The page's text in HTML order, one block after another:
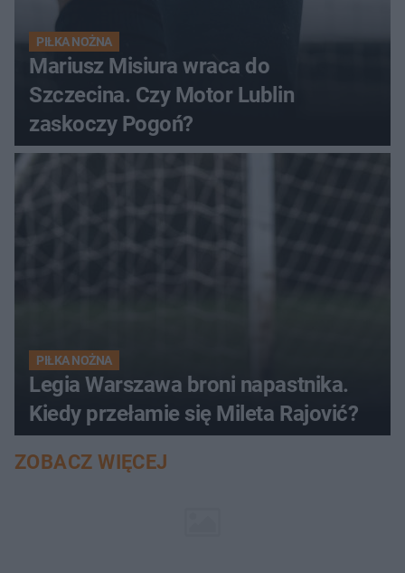
PIŁKA NOŻNA
Mariusz Misiura wraca do
Szczecina. Czy Motor Lublin
zaskoczy Pogoń?
PIŁKA NOŻNA
Legia Warszawa broni napastnika.
Kiedy przełamie się Mileta Rajović?
ZOBACZ WIĘCEJ